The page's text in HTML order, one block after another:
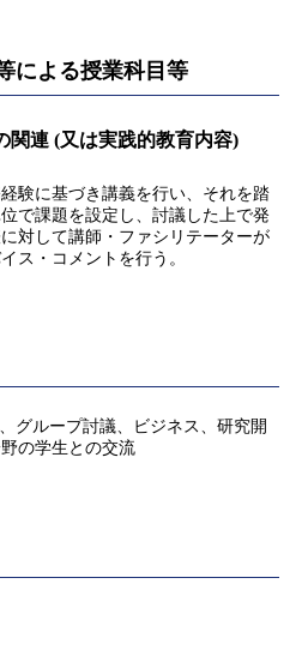
による授業科目等
関連 (又は実践的教育内容)
験に基づき講義を行い、それを踏
で課題を設定し、討議した上で発
対して講師・ファシリテーターが
ス・コメントを行う。
グループ討議、ビジネス、研究開
の学生との交流